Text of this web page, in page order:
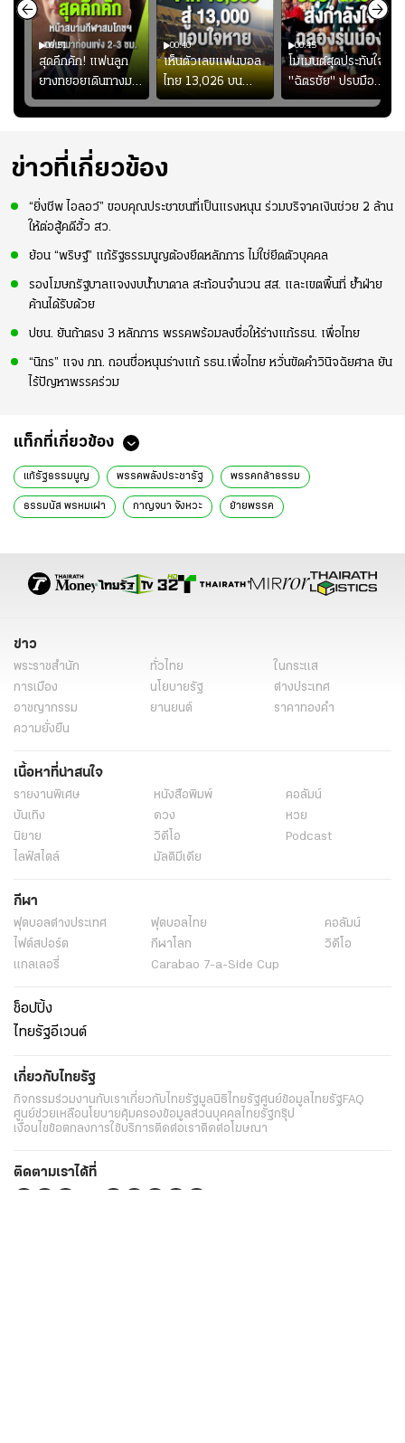
00:51
สุดคึกคัก! แฟนลูก
ยางทยอยเดินทางมา
หน้าสนามกีฬา
สมโภชฯ กันอย่าง
2-3 ชั่วโมง
00:40
เห็นตัวเลขแฟนบอล
ไทย 13,026 บน
สกอร์บอร์ดแล้วแอบ
ใจหาย น้อยกว่านัดที่
อย่างเห็นได้ชัด
00:45
โมเมนต์สุดประทับใจ!
"ฉัตรชัย" ปรบมือ
ฉลองประตูแรกให้
ดาวรุ่ง "เจะฮานาฟี"
ข่าวที่เกี่ยวข้อง
“ยิ่งชีพ ไอลอว์” ขอบคุณประชาชนที่เป็นแรงหนุน ร่วมบริจาคเงินช่วย 2 ล้าน
ให้ต่อสู้คดีฮั้ว สว.
ย้อน “พริษฐ์” แก้รัฐธรรมนูญต้องยึดหลักการ ไม่ใช่ยึดตัวบุคคล
รองโฆษกรัฐบาลแจงงบน้ำบาดาล สะท้อนจำนวน สส. และเขตพื้นที่ ย้ำฝ่าย
ค้านได้รับด้วย
ปชน. ยันถ้าตรง 3 หลักการ พรรคพร้อมลงชื่อให้ร่างแก้รธน. เพื่อไทย
“นิกร” แจง ภท. ถอนชื่อหนุนร่างแก้ รธน.เพื่อไทย หวั่นขัดคำวินิจฉัยศาล ยัน
ไร้ปัญหาพรรคร่วม
แท็กที่เกี่ยวข้อง
แก้รัฐธรรมนูญ พรรคพลังประชารัฐ พรรคกล้าธรรม
ธรรมนัส พรหมเผ่า กาญจนา จังหวะ ย้ายพรรค
ข่าวการเมือง ไทยรัฐ ข่าวด่วน ข่าวการเมือง
ข่าว
พระราชสำนัก ทั่วไทย
ในกระแส
การเมือง
นโยบายรัฐ
ต่างประเทศ
อาชญากรรม
ยานยนต์
ราคาทองคำ
ความยั่งยืน
เนื้อหาที่น่าสนใจ
รายงานพิเศษ หนังสือพิมพ์
คอลัมน์
บันเทิง
ดวง
หวย
นิยาย
วิดีโอ
Podcast
ไลฟ์สไตล์
มัลติมีเดีย
กีฬา
ฟุตบอลต่่างประเทศ ฟุตบอลไทย
คอลัมน์
ไฟต์สปอร์ต
กีฬาโลก
วิดีโอ
แกลเลอรี่
Carabao 7-a-Side Cup
ช็อปปิ้ง
ไทยรัฐอีเวนต์
เกี่ยวกับไทยรัฐ
กิจกรรมร่วมงานกับเราเกี่ยวกับไทยรัฐมูลนิธิไทยรัฐศูนย์ข้อมูลไทยรัฐFAQ
ศูนย์ช่วยเหลือนโยบายคุ้มครองข้อมูลส่วนบุคคลไทยรัฐกรุ๊ป
เงื่อนไขข้อตกลงการใช้บริการติดต่อเราติดต่อโฆษณา
ติดตามเราได้ที่